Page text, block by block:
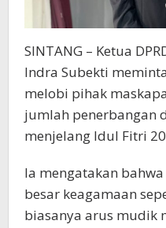
SINTANG – Ketua
Indra Subekti
melobi pihak
jumlah penerbangan
menjelang Idul Fitri
Ia mengatakan
besar keagamaan
biasanya arus mudik